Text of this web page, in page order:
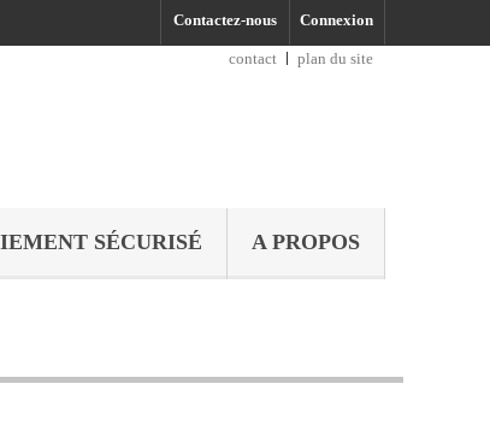
Connexion
Contactez-nous
contact
plan du site
SÉCURISÉ A PROPOS